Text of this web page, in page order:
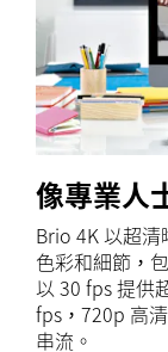
像專業人
Brio 4K 以超清
色彩和細節，
以 30 fps 提供
fps，720p 高
串流。